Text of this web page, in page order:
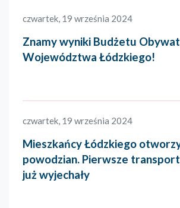
czwartek, 19 września 2024
Znamy wyniki Budżetu
Województwa Łódzkiego!
czwartek, 19 września 2024
Mieszkańcy Łódzkiego
powodzian. Pierwsze
już wyjechały